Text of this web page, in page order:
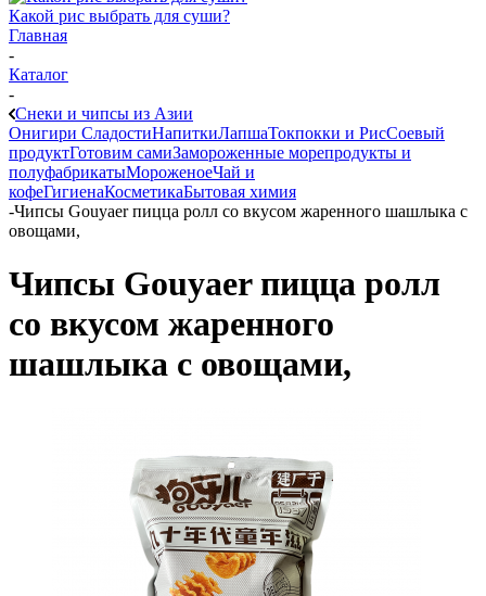
Какой рис выбрать для суши?
Главная
-
Каталог
-
Снеки и чипсы из Азии
Онигири СладостиНапиткиЛапшаТокпокки и РисСоевый
продуктГотовим самиЗамороженные морепродукты и
полуфабрикатыМороженоеЧай и
кофеГигиенаКосметикаБытовая химия
-Чипсы Gouyaer пицца ролл со вкусом жаренного шашлыка с
овощами,
Чипсы Gouyaer пицца ролл
со вкусом жаренного
шашлыка с овощами,